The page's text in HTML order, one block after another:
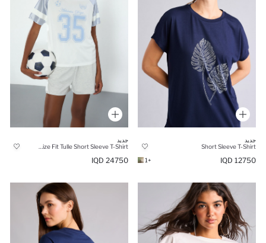
جديد
Short Sleeve T-Shirt
12750 IQD
+1
جديد
24750 IQD